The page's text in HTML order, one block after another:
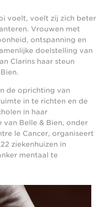
voelt, voelt zij zich beter
Vrouwen met
ontspanning en
doelstelling van
Clarins haar steun
de oprichting van
in te richten en de
in haar
van Belle & Bien, onder
le Cancer, organiseert
ziekenhuizen in
mentaal te